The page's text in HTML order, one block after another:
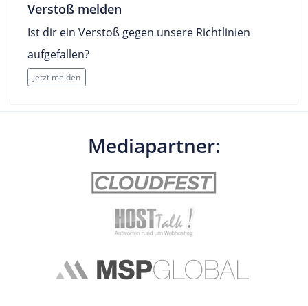
Verstoß melden
Ist dir ein Verstoß gegen unsere Richtlinien
aufgefallen?
Jetzt melden
Mediapartner: